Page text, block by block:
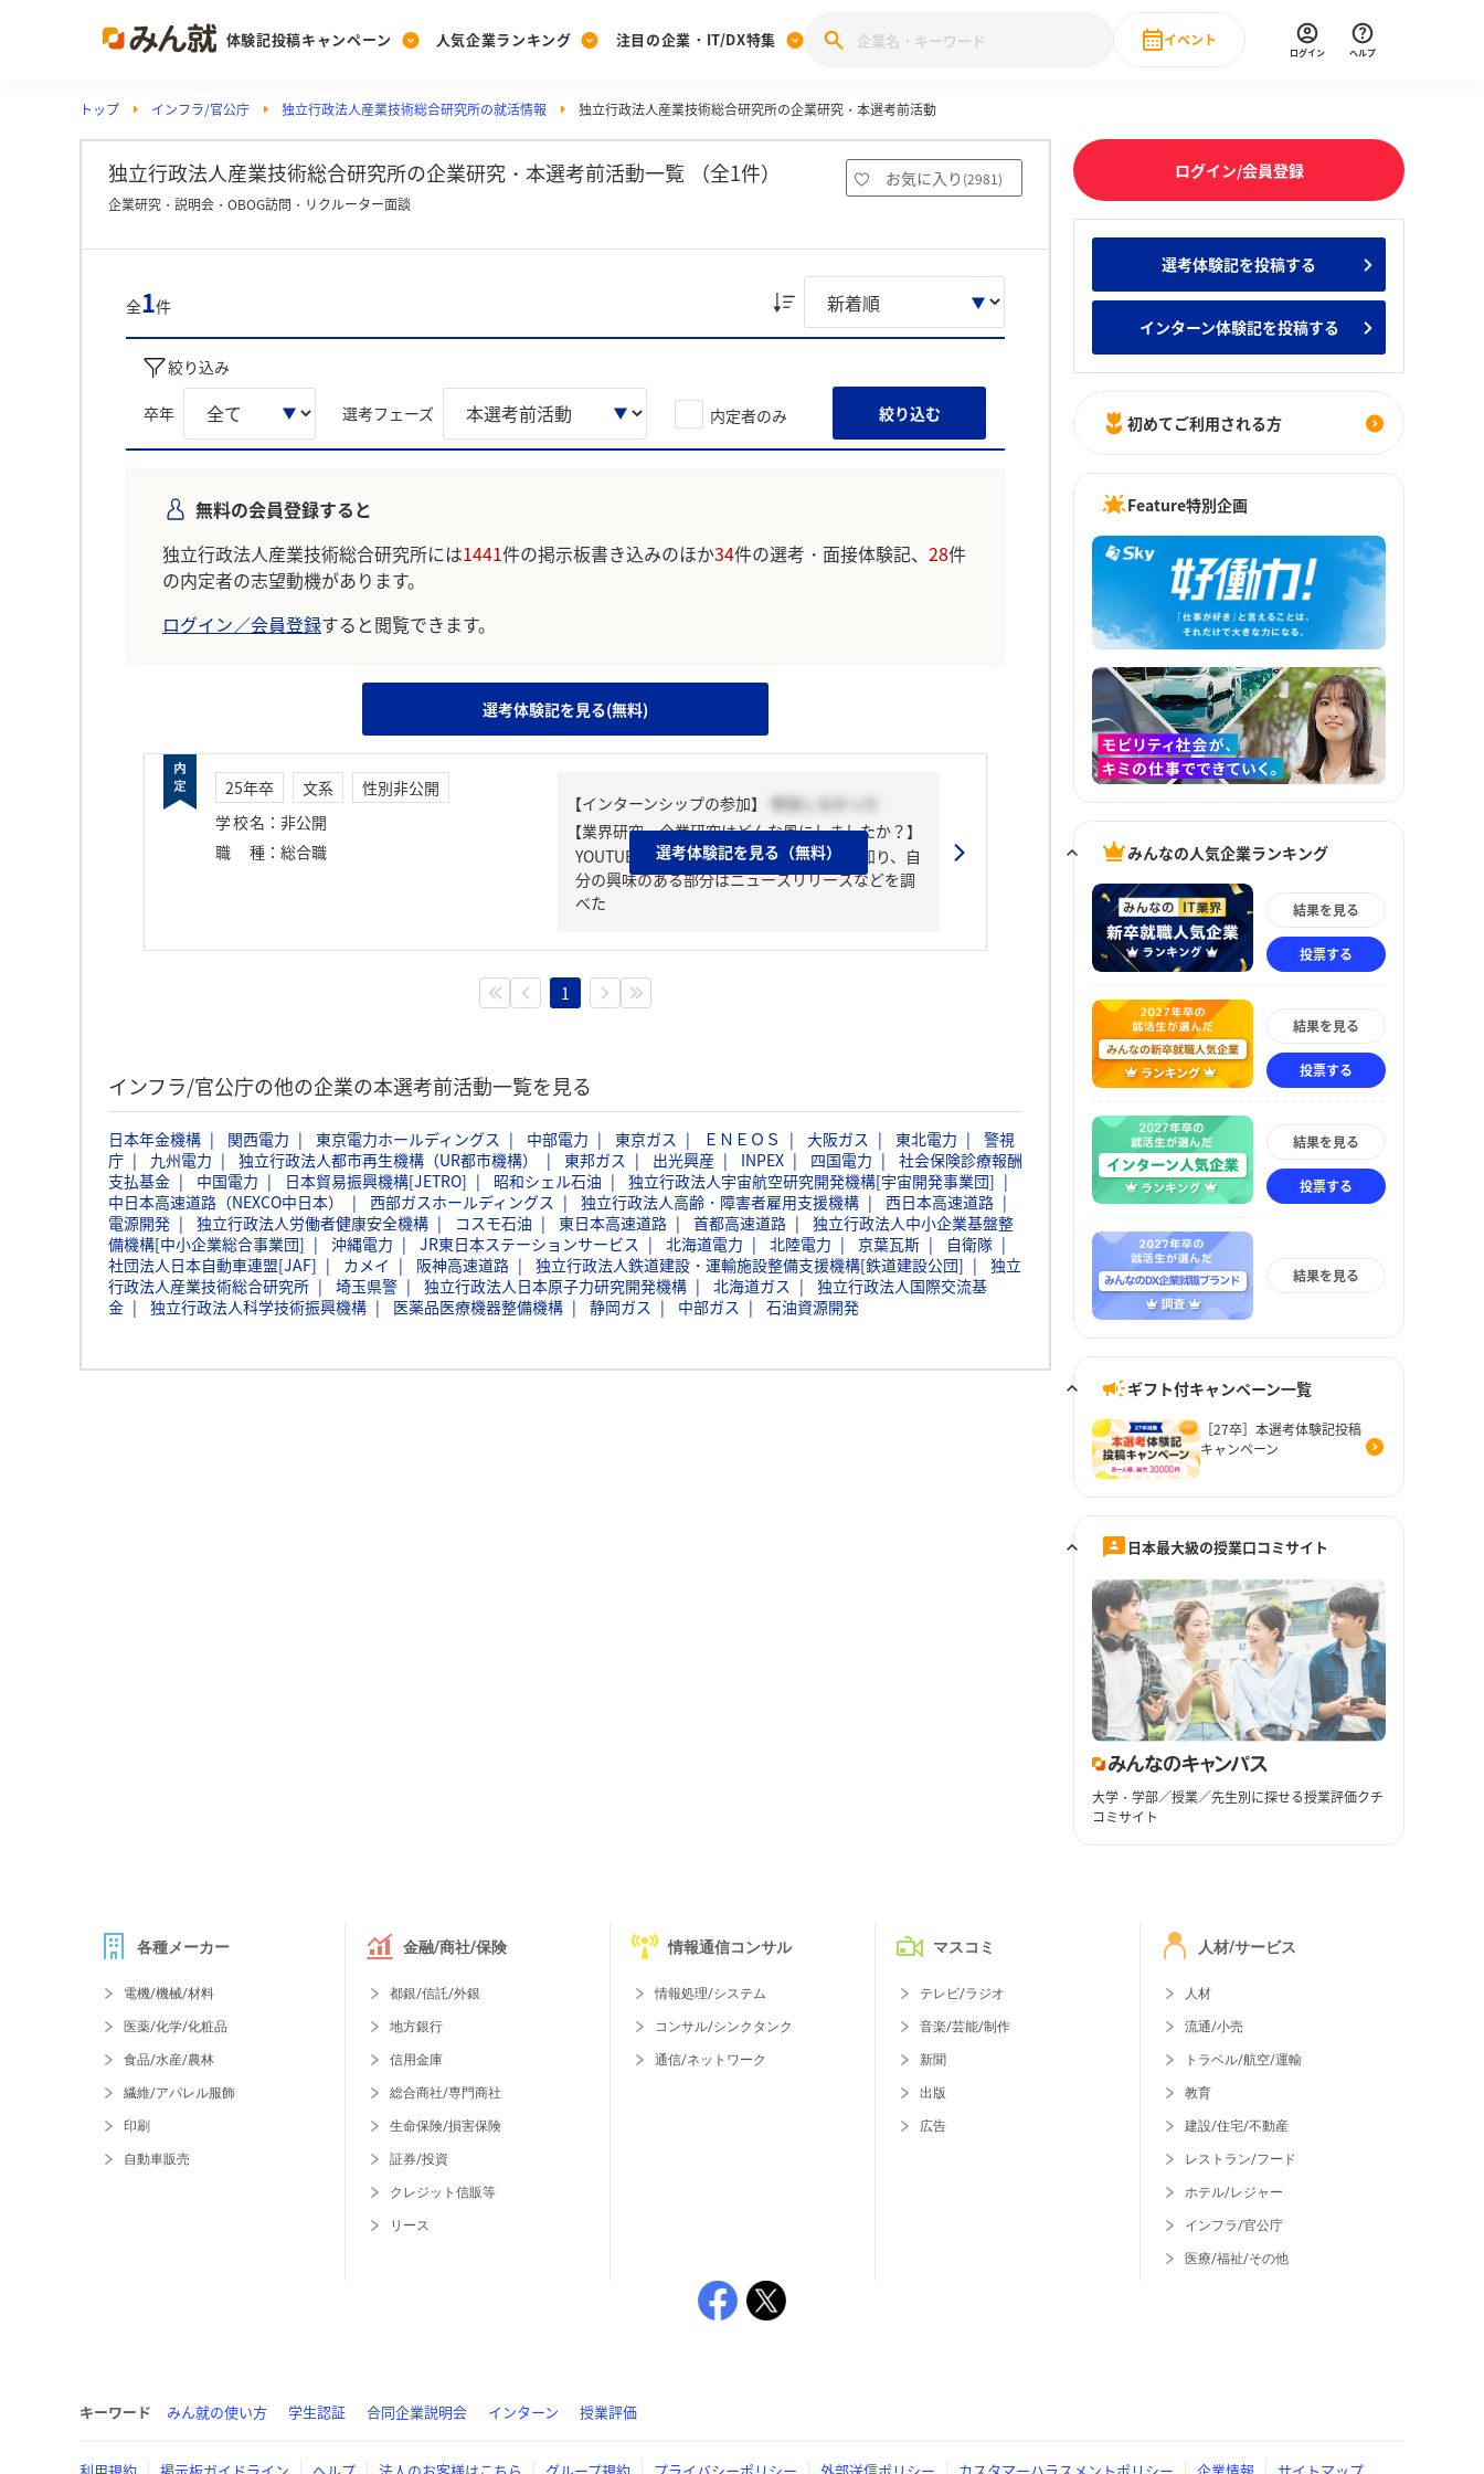
体験記投稿キャンペーン
Post
投稿する
[27卒] 本選考体験記投稿キャンペーン
人気企業ランキング
Ranking
ランキングを見る
みんなのDX企業就職ブランド調査
Vote みんなの新卒就職人気企業ランキング みんなのインターン人気企業ランキ
注目の企業・IT/DX特集
PickUp
注目の企業特集
28卒 IT・DX現場社員インタビュー
イベント
直近のイベント一覧
ログイン ヘルプ
トップ インフラ/官公庁 独立行政法人産業技術総合研究所の就活情報 独立行政法人産業技術総合研究所の企業研究・本選考前活動
独立行政法人産業技術総合研究所の企業研究・本選考前活動一覧 （全1件） お気に入り (2981)
企業研究・説明会・OBOG訪問・リクルーター面談
全1件
絞り込み
卒年 選考フェーズ 内定者のみ 絞り込む
無料の会員登録すると
独立行政法人産業技術総合研究所には1441件の掲示板書き込みのほか34件の選考・面接体験記、 28件
の内定者の志望動機があります。
ログイン／会員登録すると閲覧できます。
選考体験記を見る(無料)
25年卒 文系
性別非公開
学校名 ： 非公開
職種 ： 総合職
【インターンシップの参加】
参加しなかった
【業界研究・企業研究はどんな風にしましたか？】
YOUTUBEの動画で企業全体のはたらきを知り、自
分の興味のある部分はニュースリリースなどを調
べた
選考体験記を見る（無料）
1
インフラ/官公庁の他の企業の本選考前活動一覧を見る
日本年金機構 関西電力 東京電力ホールディングス 中部電力 東京ガス ＥＮＥＯＳ 大阪ガス 東北電力
警視
庁
九州電力 独立行政法人都市再生機構（UR都市機構） 東邦ガス 出光興産 INPEX 四国電力
社会保険診療報酬
支払基金
中国電力 日本貿易振興機構[JETRO] 昭和シェル石油
独立行政法人宇宙航空研究開発機構[宇宙開発事業団]
中日本高速道路（NEXCO中日本）
西部ガスホールディングス 独立行政法人高齢・障害者雇用支援機構
西日本高速道路
電源開発
独立行政法人労働者健康安全機構 コスモ石油 東日本高速道路 首都高速道路
独立行政法人中小企業基盤整
備機構[中小企業総合事業団]
沖縄電力 JR東日本ステーションサービス 北海道電力 北陸電力 京葉瓦斯
自衛隊
社団法人日本自動車連盟[JAF]
カメイ 阪神高速道路 独立行政法人鉄道建設・運輸施設整備支援機構[鉄道建設公団]
独立
行政法人産業技術総合研究所
埼玉県警 独立行政法人日本原子力研究開発機構 北海道ガス
独立行政法人国際交流基
金
独立行政法人科学技術振興機構 医薬品医療機器整備機構 静岡ガス 中部ガス 石油資源開発
ログイン/会員登録
選考体験記を投稿する
インターン体験記を投稿する
初めてご利用される方
Feature特別企画
みんなの人気企業ランキング
結果を見る
投票する
結果を見る
投票する
結果を見る
投票する
結果を見る
ギフト付キャンペーン一覧
［27卒］本選考体験記投稿
キャンペーン
日本最大級の授業口コミサイト
大学・学部／授業／先生別に探せる授業評価クチ
コミサイト
各種メーカー
電機/機械/材料
医薬/化学/化粧品
食品/水産/農林
繊維/アパレル服飾
印刷
自動車販売
金融/商社/保険
都銀/信託/外銀
地方銀行
信用金庫
総合商社/専門商社
生命保険/損害保険
証券/投資
クレジット信販等
リース
情報通信コンサル
情報処理/システム
コンサル/シンクタンク
通信/ネットワーク
マスコミ
テレビ/ラジオ
音楽/芸能/制作
新聞
出版
広告
人材/サービス
人材
流通/小売
トラベル/航空/運輸
教育
建設/住宅/不動産
レストラン/フード
ホテル/レジャー
インフラ/官公庁
医療/福祉/その他
キーワード みん就の使い方 学生認証 合同企業説明会 インターン 授業評価